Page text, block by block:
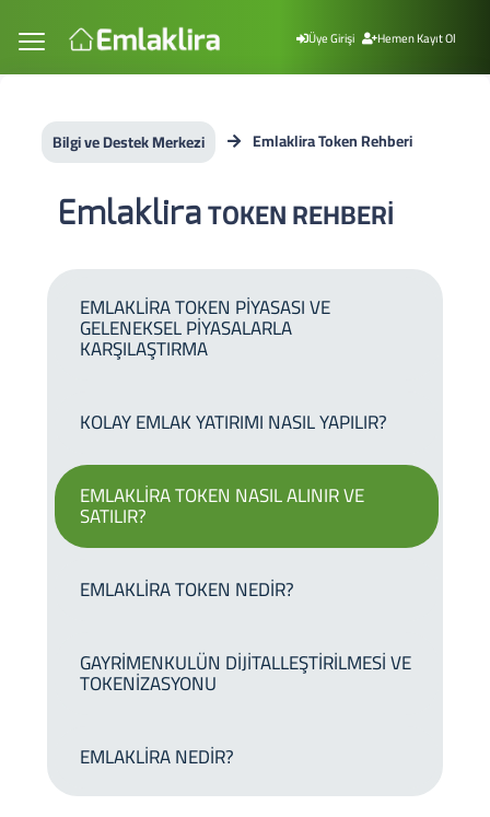
Üye Girişi Hemen Kayıt Ol
Bilgi ve Destek Merkezi Emlaklira Token Rehberi
EmlakliraTOKEN REHBERİ
EMLAKLİRA TOKEN PİYASASI VE
GELENEKSEL PİYASALARLA
KARŞILAŞTIRMA
KOLAY EMLAK YATIRIMI NASIL YAPILIR?
EMLAKLİRA TOKEN NASIL ALINIR VE
SATILIR?
EMLAKLİRA TOKEN NEDİR?
GAYRİMENKULÜN DİJİTALLEŞTİRİLMESİ VE
TOKENİZASYONU
EMLAKLİRA NEDİR?